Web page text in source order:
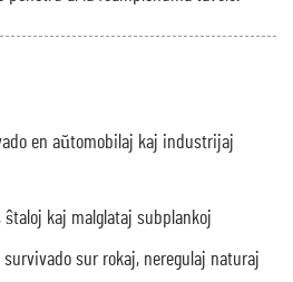
en aŭtomobilaj kaj industrijaj
ŝtaloj kaj malglataj subplankoj
sur rokaj, neregulaj naturaj